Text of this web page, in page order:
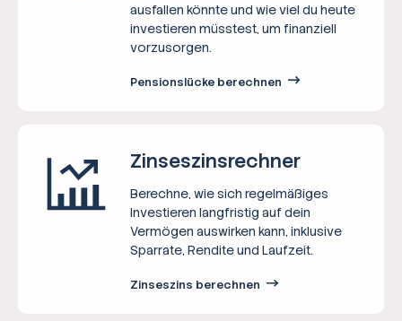
ausfallen könnte und wie viel du heute
investieren müsstest, um finanziell
vorzusorgen.
Pensionslücke berechnen
Zinseszins­rechner
Berechne, wie sich regelmäßiges
Investieren langfristig auf dein
Vermögen auswirken kann, inklusive
Sparrate, Rendite und Laufzeit.
Zinseszins berechnen